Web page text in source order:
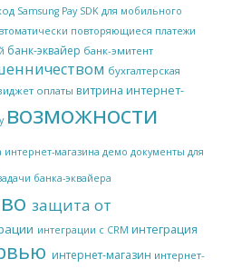
Samsung Pay SDK для мобильного
повторяющиеся платежи
банк-эквайер банк-эмитент
бухгалтерская
оплаты витрина интернет-
возможности
интернет-магазина демо документы для
банка-эквайера
защита от
интеграции с CRM интеграция
интернет-магазин интернет-